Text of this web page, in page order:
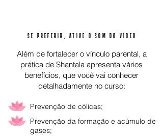
SE PREFERIR, ATIVE O SOM DO VÍDEO
Além de fortalecer o vínculo parental, a
prática de Shantala apresenta vários
benefícios, que você vai conhecer
detalhadamente no curso:
Prevenção de cólicas;
Prevenção da formação e acúmulo de
gases;